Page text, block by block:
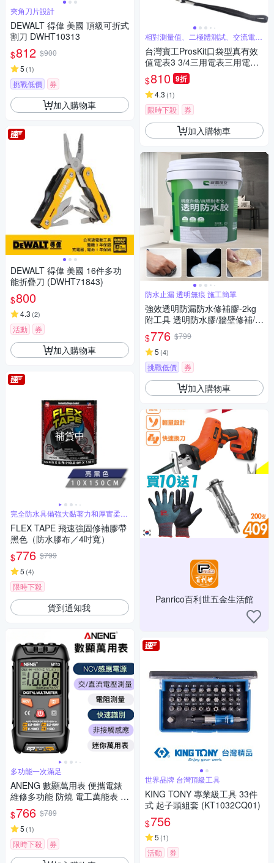
夾角刀片設計
DEWALT 得偉 美國 頂級可折式
割刀 DWHT10313
$812 $900
5 (1)
挑戰低價 券
加入購物車
DEWALT 得偉 美國 16件多功
能折疊刀 (DWHT71843)
$800
4.3 (2)
活動 券
加入購物車
補貨中
完全防水具備強大黏著力和厚實柔韌
橡膠厚膠
FLEX TAPE 飛速強固修補膠帶
黑色（防水膠布／4吋寬）
$776 $799
5 (4)
限時下殺
貨到通知我
多功能一次滿足
ANENG 數顯萬用表 便攜電錶
維修多功能 防燒 電工萬能表 數
顯 萬用數字表 自動電表 DIY必
備
$766 $789
5 (1)
限時下殺 券
相對測量值、二極體測試、交流電壓
真有效
台灣寶工ProsKit口袋型真有效
值電表3 3/4三用電表三用電錶
MT-1506(過壓保護,附探針;台
灣公司貨,享1年保固)迷你電表
攜帶型電錶 量交流電壓二極體
電阻電容
$810 9折
4.3 (1)
限時下殺 券
加入購物車
防水止漏 透明無痕 施工簡單
強效透明防漏防水修補膠-2kg
附工具 透明防水膠/牆壁修補/補
漏防水塗料
$776 $799
5 (4)
挑戰低價 券
加入購物車
Panrico百利世五金生活館
世界品牌 台灣頂級工具
KING TONY 專業級工具 33件
式 起子頭組套 (KT1032CQ01)
$756
5 (1)
活動 券